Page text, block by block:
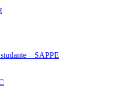
– SAPPE